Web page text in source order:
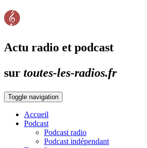
Actu radio et podcast
sur toutes-les-radios.fr
Toggle navigation
Accueil
Podcast
Podcast radio
Podcast indépendant